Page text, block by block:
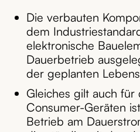
Die verbauten
dem
elektronische
Dauerbetrieb
der geplanten
Gleiches gilt auch für
Consumer-Geräten
Betrieb am